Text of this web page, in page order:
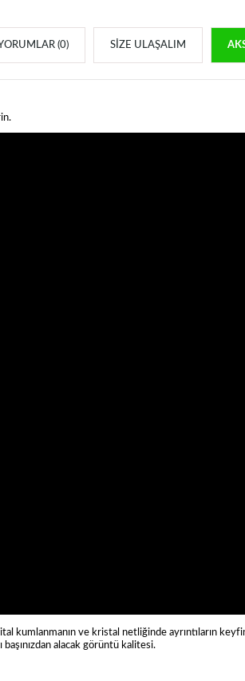
(0) SIZE ULAŞALIM
ve kristal netliğinde ayrıntıların keyfini
alacak görüntü kalitesi.